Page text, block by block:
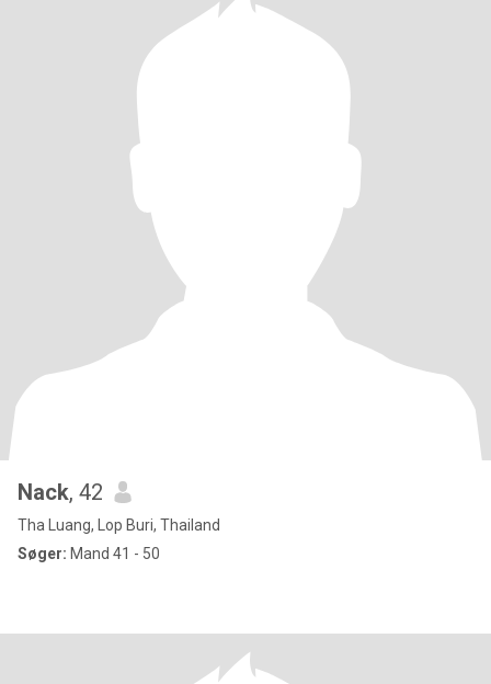
Nack, 42
Tha Luang, Lop Buri, Thailand
Søger: Mand 41 - 50